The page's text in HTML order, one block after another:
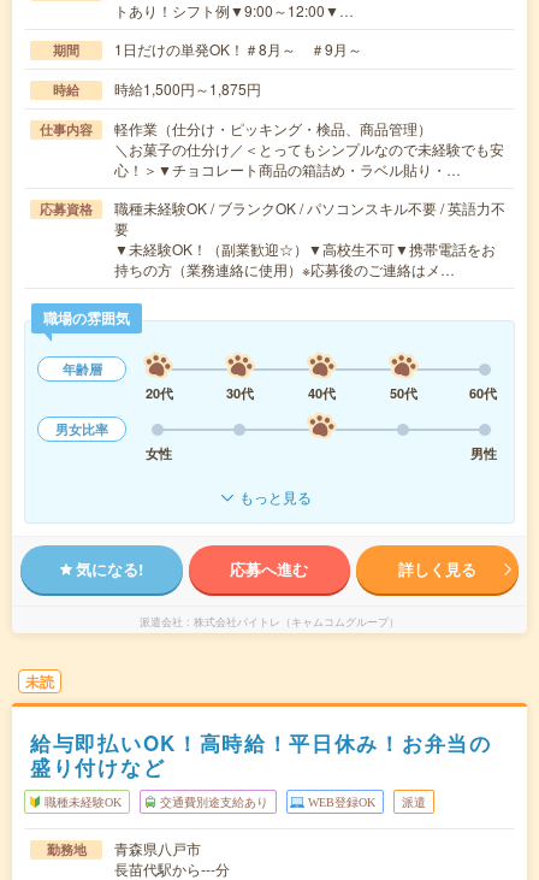
トあり！シフト例▼9:00～12:00▼…
期間 1日だけの単発OK！＃8月～ ＃9月～
時給 時給1,500円～1,875円
仕事内容
軽作業（仕分け・ピッキング・検品、商品管理）
＼お菓子の仕分け／＜とってもシンプルなので未経験でも安
心！＞▼チョコレート商品の箱詰め・ラベル貼り・…
応募資格
職種未経験OK / ブランクOK / パソコンスキル不要 / 英語力不
要
▼未経験OK！（副業歓迎☆）▼高校生不可▼携帯電話をお
持ちの方（業務連絡に使用）※応募後のご連絡はメ…
職場の雰囲気
年齢層
20代
30代 40代 50代
60代
男女比率
女性
男性
もっと見る
気になる! 応募へ進む 詳しく見る
派遣会社 株式会社バイトレ（キャムコムグループ）
未読
給与即払いOK！高時給！平日休み！お弁当の
盛り付けなど
職種未経験OK 交通費別途支給あり WEB登録OK 派遣
勤務地
青森県八戸市
長苗代駅から---分